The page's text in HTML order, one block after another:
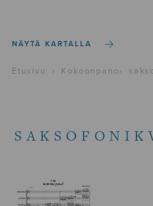
NÄYTÄ KARTALLA
Etusivu › Kokoonpano›